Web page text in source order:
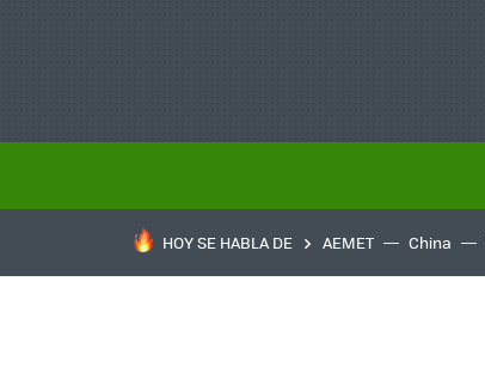
HOY SE HABLA DE AEMET China